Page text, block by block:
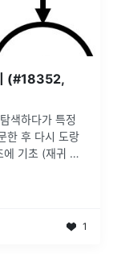
(#18352,
색하다가 특정
한 후 다시 도랑
기초 (재귀 함
1